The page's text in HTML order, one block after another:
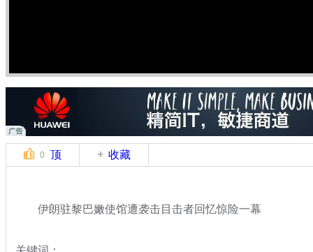
0 顶 收藏
伊朗驻黎巴嫩使馆遭袭击目击者回忆惊险一幕